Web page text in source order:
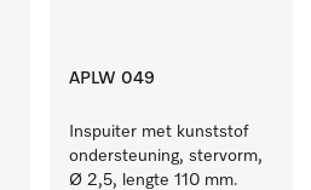
APLW 049
Inspuiter met kunststof
ondersteuning, stervorm,
Ø 2,5, lengte 110 mm.